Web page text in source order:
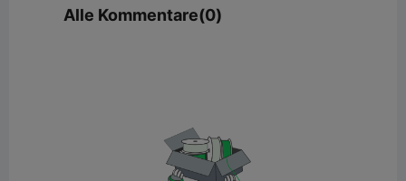
Alle Kommentare(0)